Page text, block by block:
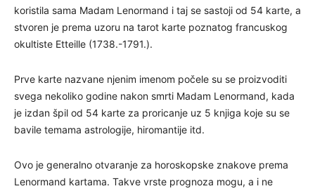
koristila sama Madam Lenormand i taj se sastoji od 54 karte, a
stvoren je prema uzoru na tarot karte poznatog francuskog
okultiste Etteille (1738.-1791.).
Prve karte nazvane njenim imenom počele su se proizvoditi
svega nekoliko godine nakon smrti Madam Lenormand, kada
je izdan špil od 54 karte za proricanje uz 5 knjiga koje su se
bavile temama astrologije, hiromantije itd.
Ovo je generalno otvaranje za horoskopske znakove prema
Lenormand kartama. Takve vrste prognoza mogu, a i ne